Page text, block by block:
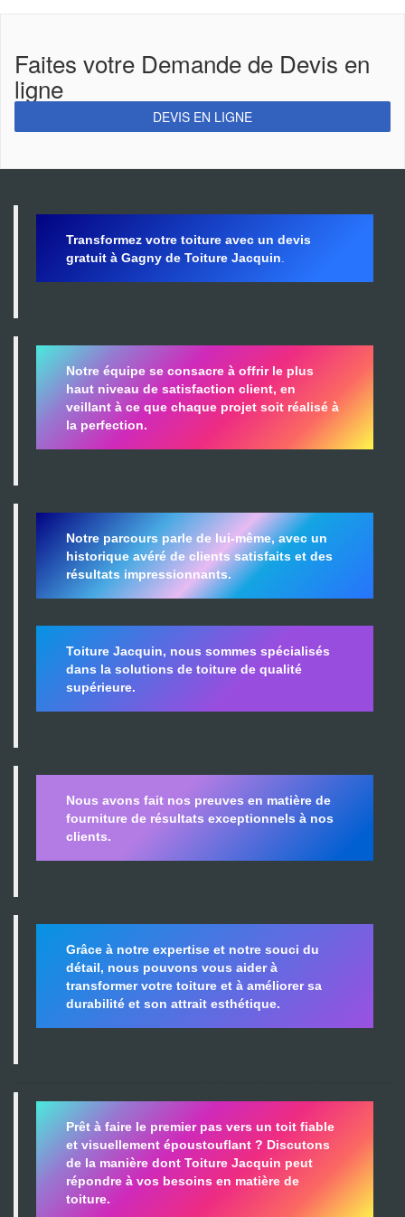
Faites votre Demande de Devis en
ligne
DEVIS EN LIGNE
Transformez votre toiture avec un devis
gratuit à Gagny de Toiture Jacquin
Notre équipe se consacre à offrir le plus
haut niveau de satisfaction client, en
veillant à ce que chaque projet soit réalisé à
la perfection.
Notre parcours parle de lui-même, avec un
historique avéré de clients satisfaits et des
résultats impressionnants.
Toiture Jacquin, nous sommes spécialisés
dans la solutions de toiture de qualité
supérieure.
Nous avons fait nos preuves en matière de
fourniture de résultats exceptionnels à nos
clients.
Grâce à notre expertise et notre souci du
détail, nous pouvons vous aider à
transformer votre toiture et à améliorer sa
durabilité et son attrait esthétique.
Prêt à faire le premier pas vers un toit fiable
et visuellement époustouflant ? Discutons
de la manière dont Toiture Jacquin peut
répondre à vos besoins en matière de
toiture.